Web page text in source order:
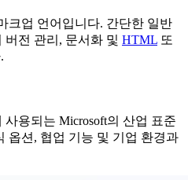
크업 언어입니다. 간단한 일반
전 관리, 문서화 및 HTML 또
용되는 Microsoft의 산업 표준
옵션, 협업 기능 및 기업 환경과